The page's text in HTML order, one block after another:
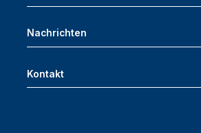
Nachrichten
Kontakt